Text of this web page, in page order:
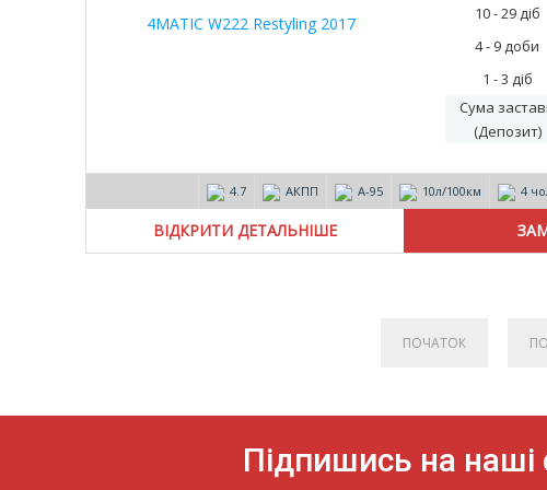
10 - 29 діб
4 - 9 доби
1 - 3 діб
Сума
(Депозит)
4.7 АКПП А-95 10л/100км 4
ВІДКРИТИ ДЕТАЛЬНІШЕ
ПОЧАТОК
Підпишись на наші